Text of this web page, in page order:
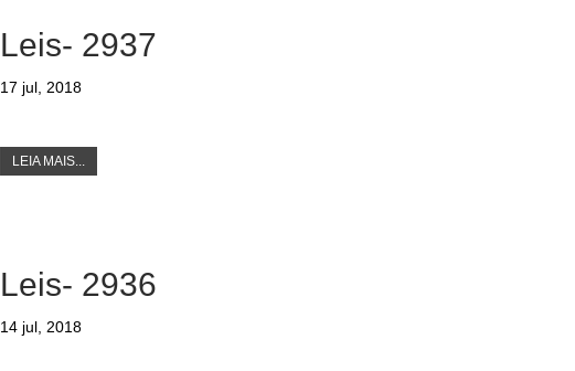
Leis- 2937
17 jul, 2018
LEIA MAIS...
Leis- 2936
14 jul, 2018